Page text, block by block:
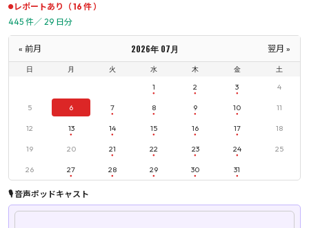
レポートあり（ 16 件 ）
445 件／ 29 日分
« 前月 2026年 07月 翌月 »
日 月 火 水 木 金 土
1 2 3 4
5 6 7 8 9 10 11
12 13 14 15 16 17 18
19 20 21 22 23 24 25
26 27 28 29 30 31
🎙 音声ポッドキャスト